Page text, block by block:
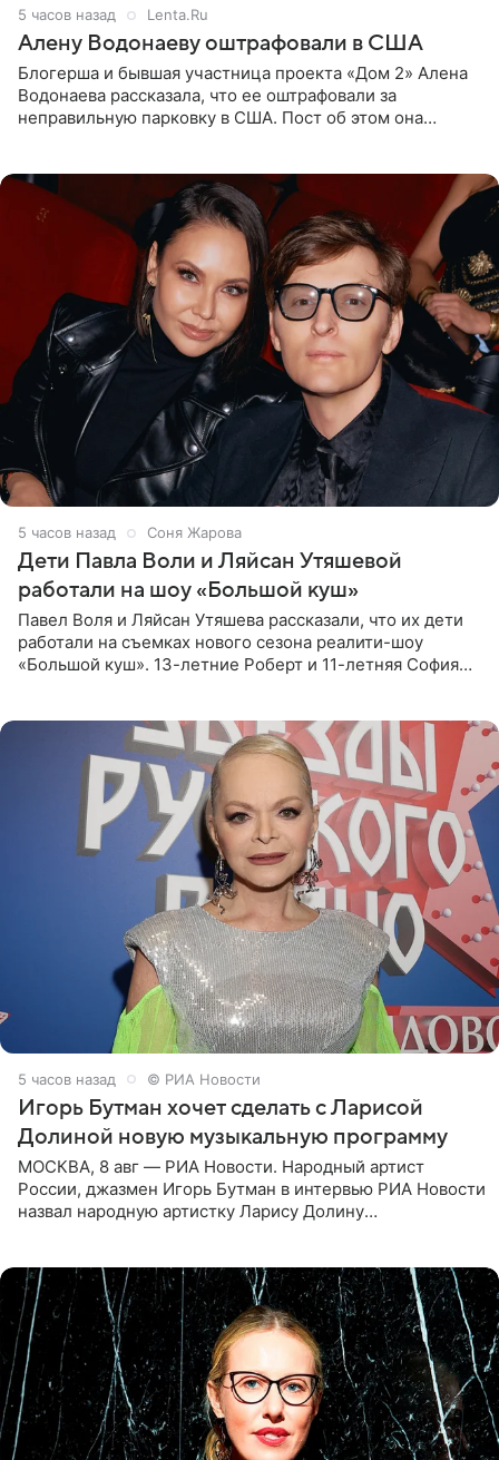
5 часов назад Lenta.Ru
Алену Водонаеву оштрафовали в США
Блогерша и бывшая участница проекта «Дом 2» Алена
Водонаева рассказала, что ее оштрафовали за
неправильную парковку в США. Пост об этом она
5 часов назад Соня Жарова
Дети Павла Воли и Ляйсан Утяшевой
работали на шоу «Большой куш»
Павел Воля и Ляйсан Утяшева рассказали, что их дети
работали на съемках нового сезона реалити-шоу
«Большой куш». 13-летние Роберт и 11-летняя София
5 часов назад © РИА Новости
Игорь Бутман хочет сделать с Ларисой
Долиной новую музыкальную программу
МОСКВА, 8 авг — РИА Новости. Народный артист
России, джазмен Игорь Бутман в интервью РИА Новости
назвал народную артистку Ларису Долину